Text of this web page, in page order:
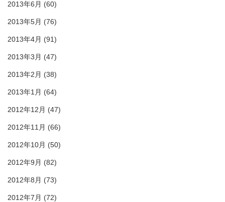
2013年6月 (60)
2013年5月 (76)
2013年4月 (91)
2013年3月 (47)
2013年2月 (38)
2013年1月 (64)
2012年12月 (47)
2012年11月 (66)
2012年10月 (50)
2012年9月 (82)
2012年8月 (73)
2012年7月 (72)